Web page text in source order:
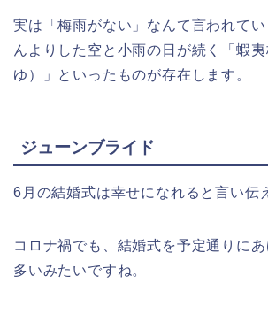
実は「梅雨がない」なんて言われて
んよりした空と小雨の日が続く「蝦
ゆ）」といったものが存在します。
ジューンブライド
6月の結婚式は幸せになれると言い伝
コロナ禍でも、結婚式を予定通りに
多いみたいですね。